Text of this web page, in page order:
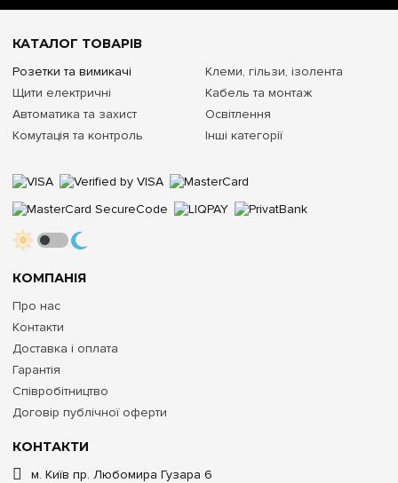
КОНТАКТИ
м. Київ пр. Любомира Гузара 6
КОМПАНІЯ
Про нас
Контакти
Доставка і оплата
Гарантія
Співробітництво
Договір публічної оферти
КАТАЛОГ ТОВАРІВ
Розетки та вимикачі
Щити електричні
Автоматика та захист
Комутація та контроль
Клеми, гільзи, ізолента
Кабель та монтаж
Освітлення
Інші категорії